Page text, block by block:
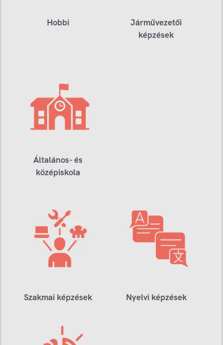
Hobbi
Járművezetői
képzések
Általános- és
középiskola
Szakmai képzések Nyelvi képzések